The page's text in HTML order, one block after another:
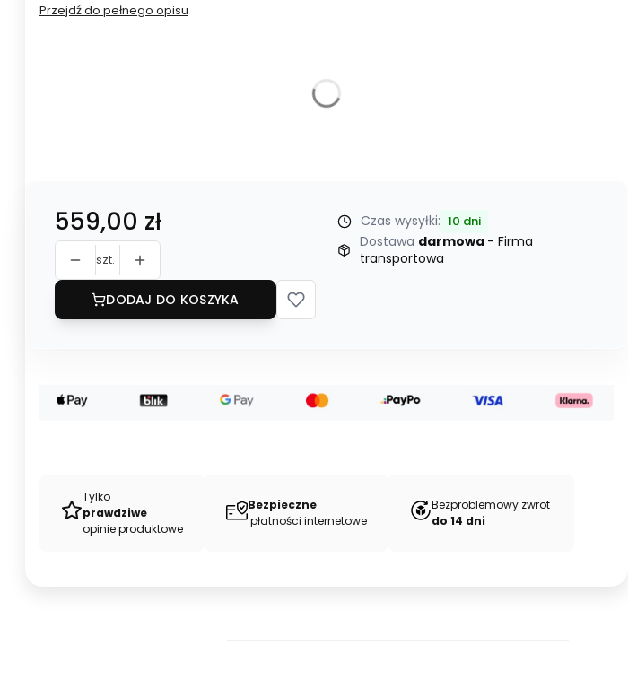
Przejdź do pełnego opisu
Cena
559,00 zł
szt.
DODAJ DO KOSZYKA
Czas wysyłki: 10 dni
Dostawa darmowa - Firma
transportowa
Tylko
prawdziwe
opinie produktowe
Bezpieczne
płatności internetowe
Bezproblemowy zwrot
do 14 dni